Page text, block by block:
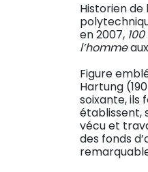
Historien de
en 2007,
l’homme
Figure
Hartung
soixante, ils
établissent,
vécu et
des fonds